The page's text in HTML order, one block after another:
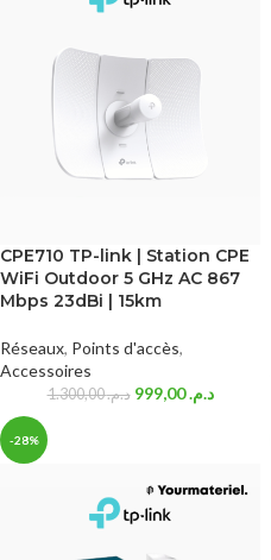
CPE710 TP-link | Station CPE
WiFi Outdoor 5 GHz AC 867
Mbps 23dBi | 15km
Réseaux, Points d'accès,
Accessoires
د.م.1.300,00 د.م.999,00
-28%